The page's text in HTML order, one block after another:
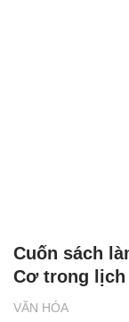
VĂN HÓA
Cuốn sách
Cơ trong